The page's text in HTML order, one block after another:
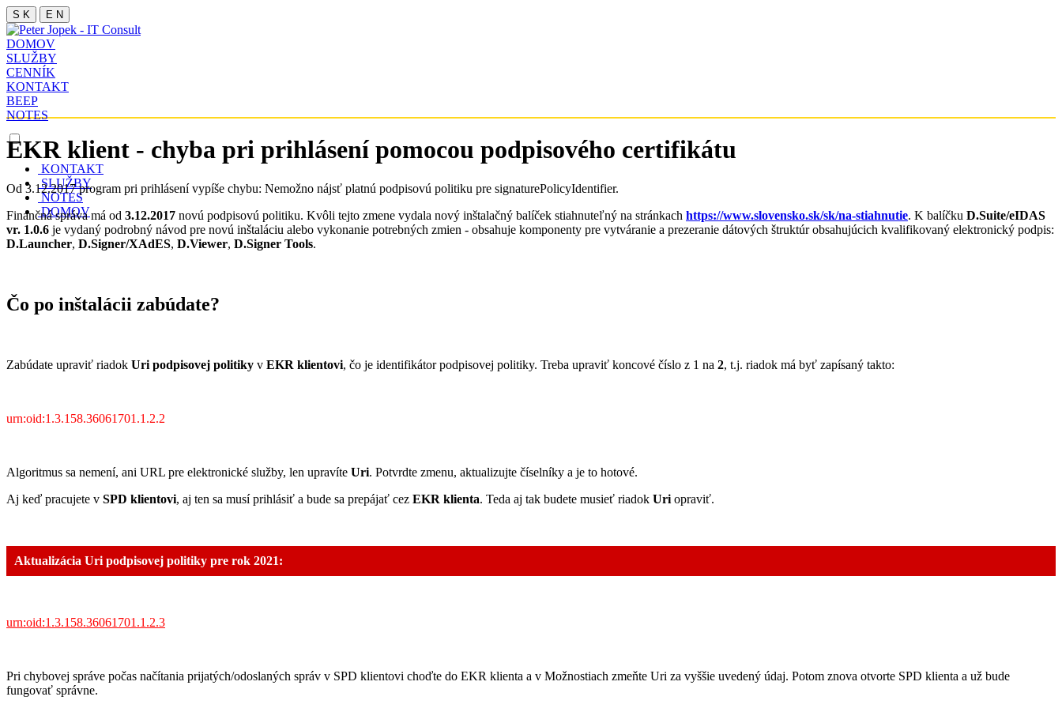
S K E N
DOMOV
SLUŽBY
CENNÍK
KONTAKT
BEEP
NOTES
KONTAKT
SLUŽBY
NOTES
DOMOV
EKR klient - chyba pri prihlásení pomocou podpisového certifikátu
Od 3.12.2017 program pri prihlásení vypíše chybu: Nemožno nájsť platnú podpisovú politiku pre signaturePolicyIdentifier.
Finančná správa má od 3.12.2017 novú podpisovú politiku. Kvôli tejto zmene vydala nový inštalačný balíček stiahnuteľný na stránkach https://www.slovensko.sk/sk/na-stiahnutie. K balíčku D.Suite/eIDAS
vr. 1.0.6 je vydaný podrobný návod pre novú inštaláciu alebo vykonanie potrebných zmien - obsahuje komponenty pre vytváranie a prezeranie dátových štruktúr obsahujúcich kvalifikovaný elektronický podpis:
D.Launcher, D.Signer/XAdES, D.Viewer, D.Signer Tools.
Čo po inštalácii zabúdate?
Zabúdate upraviť riadok Uri podpisovej politiky v EKR klientovi, čo je identifikátor podpisovej politiky. Treba upraviť koncové číslo z 1 na 2, t.j. riadok má byť zapísaný takto:
urn:oid:1.3.158.36061701.1.2.2
Algoritmus sa nemení, ani URL pre elektronické služby, len upravíte Uri. Potvrdte zmenu, aktualizujte číselníky a je to hotové.
Aj keď pracujete v SPD klientovi, aj ten sa musí prihlásiť a bude sa prepájať cez EKR klienta. Teda aj tak budete musieť riadok Uri opraviť.
Aktualizácia Uri podpisovej politiky pre rok 2021:
urn:oid:1.3.158.36061701.1.2.3
Pri chybovej správe počas načítania prijatých/odoslaných správ v SPD klientovi choďte do EKR klienta a v Možnostiach zmeňte Uri za vyššie uvedený údaj. Potom znova otvorte SPD klienta a už bude
fungovať správne.